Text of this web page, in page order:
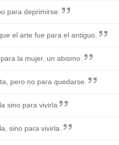
para deprimirse.
el arte fue para el antiguo.
la mujer, un abismo.
pero no para quedarse.
sino para vivirla
sino para vivirla.